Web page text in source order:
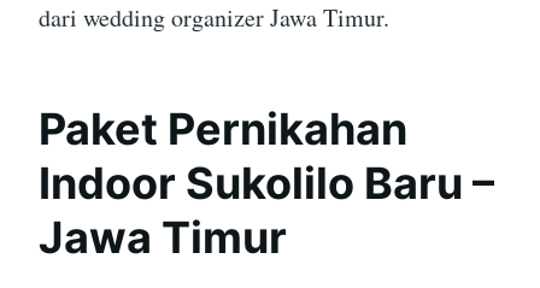
dari wedding organizer Jawa Timur.
Paket Pernikahan
Indoor Sukolilo Baru –
Jawa Timur